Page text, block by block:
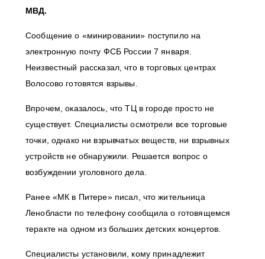
МВД.
Сообщение о «минировании» поступило на
электронную почту ФСБ России 7 января.
Неизвестный рассказал, что в торговых центрах
Волосово готовятся взрывы.
Впрочем, оказалось, что ТЦ в городе просто не
существует. Специалисты осмотрели все торговые
точки, однако ни взрывчатых веществ, ни взрывных
устройств не обнаружили. Решается вопрос о
возбуждении уголовного дела.
Ранее «МК в Питере» писал, что жительница
Ленобласти по телефону сообщила о готовящемся
теракте на одном из больших детских концертов.
Специалисты установили, кому принадлежит